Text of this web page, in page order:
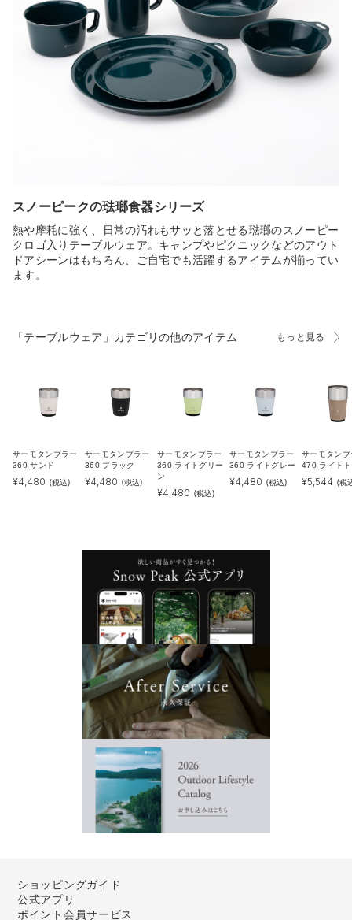
スノーピークの琺瑯食器シリーズ
熱や摩耗に強く、日常の汚れもサッと落とせる琺瑯のスノーピー
クロゴ入りテーブルウェア。キャンプやピクニックなどのアウト
ドアシーンはもちろん、ご自宅でも活躍するアイテムが揃ってい
ます。
「テーブルウェア」カテゴリの他のアイテム もっと見る
サーモタンブラー
360 サンド
¥4,480 (税込)
サーモタンブラー
360 ブラック
¥4,480 (税込)
サーモタンブラー
360 ライトグリー
ン
¥4,480 (税込)
サーモタンブラー
360 ライトグレー
¥4,480 (税込)
サーモタンブ
470 ライト
¥5,544 (税
ショッピングガイド
公式アプリ
ポイント会員サービス